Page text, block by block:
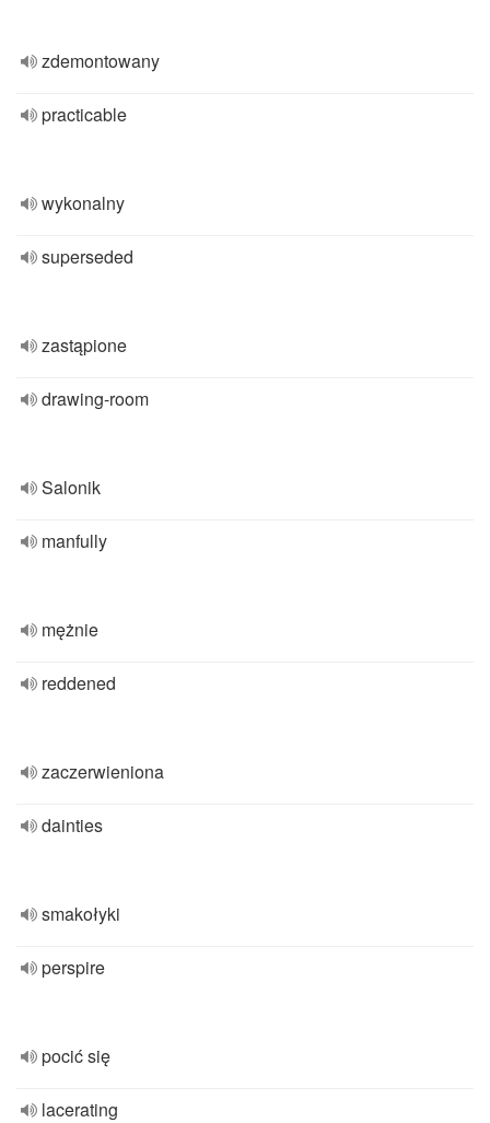
zdemontowany
practicable
wykonalny
superseded
zastąpione
drawing-room
Salonik
manfully
mężnie
reddened
zaczerwieniona
dainties
smakołyki
perspire
pocić się
lacerating